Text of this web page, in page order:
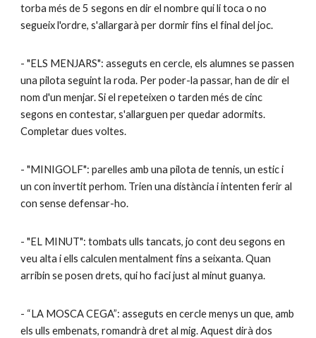
torba més de 5 segons en dir el nombre qui li toca o no
segueix l'ordre, s'allargarà per dormir fins el final del joc.
- "ELS MENJARS": asseguts en cercle, els alumnes se passen
una pilota seguint la roda. Per poder-la passar, han de dir el
nom d'un menjar. Si el repeteixen o tarden més de cinc
segons en contestar, s'allarguen per quedar adormits.
Completar dues voltes.
- "MINIGOLF": parelles amb una pilota de tennis, un estic i
un con invertit perhom. Trien una distància i intenten ferir al
con sense defensar-ho.
- "EL MINUT": tombats ulls tancats, jo cont deu segons en
veu alta i ells calculen mentalment fins a seixanta. Quan
arribin se posen drets, qui ho faci just al minut guanya.
- “LA MOSCA CEGA”: asseguts en cercle menys un que, amb
els ulls embenats, romandrà dret al mig. Aquest dirà dos